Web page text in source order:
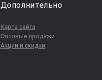
Дополнительно
Карта сайта
Оптовые продажи
Акции и скидки